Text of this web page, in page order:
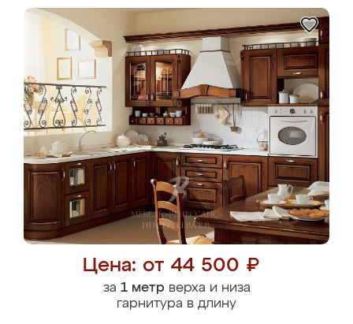
Цена: от 44 500 ₽
за 1 метрверха и низа
гарнитура в длину